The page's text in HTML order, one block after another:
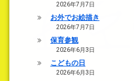
2026年7月7日
お外でお絵描き
2026年7月7日
保育参観
2026年6月3日
こどもの日
2026年6月3日